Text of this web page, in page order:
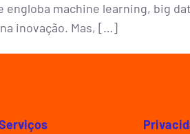
machine learning, big
inovação. Mas, […]